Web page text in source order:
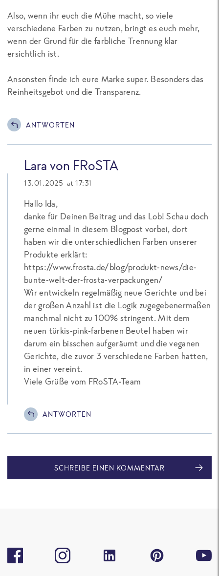
Also, wenn ihr euch die Mühe macht, so viele
verschiedene Farben zu nutzen, bringt es euch mehr,
wenn der Grund für die farbliche Trennung klar
ersichtlich ist.
Ansonsten finde ich eure Marke super. Besonders das
Reinheitsgebot und die Transparenz.
ANTWORTEN
Lara von FRoSTA
13.01.2025 at 17:31
Hallo Ida,
danke für Deinen Beitrag und das Lob! Schau doch
gerne einmal in diesem Blogpost vorbei, dort
haben wir die unterschiedlichen Farben unserer
Produkte erklärt:
https://www.frosta.de/blog/produkt-news/die-
bunte-welt-der-frosta-verpackungen/
Wir entwickeln regelmäßig neue Gerichte und bei
der großen Anzahl ist die Logik zugegebenermaßen
manchmal nicht zu 100% stringent. Mit dem
neuen türkis-pink-farbenen Beutel haben wir
darum ein bisschen aufgeräumt und die veganen
Gerichte, die zuvor 3 verschiedene Farben hatten,
in einer vereint.
Viele Grüße vom FRoSTA-Team
ANTWORTEN
SCHREIBE EINEN KOMMENTAR